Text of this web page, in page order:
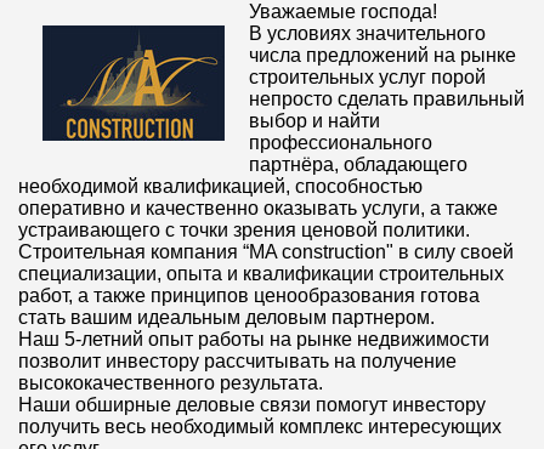
Уважаемые господа!
В условиях значительного
числа предложений на рынке
строительных услуг порой
непросто сделать правильный
выбор и найти
профессионального
партнёра, обладающего
необходимой квалификацией, способностью
оперативно и качественно оказывать услуги, а также
устраивающего с точки зрения ценовой политики.
Строительная компания “MA construction" в силу своей
специализации, опыта и квалификации строительных
работ, а также принципов ценообразования готова
стать вашим идеальным деловым партнером.
Наш 5-летний опыт работы на рынке недвижимости
позволит инвестору рассчитывать на получение
высококачественного результата.
Наши обширные деловые связи помогут инвестору
получить весь необходимый комплекс интересующих